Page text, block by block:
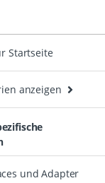
Startseite
anzeigen
und Adapter